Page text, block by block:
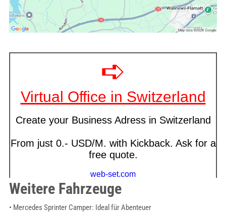
Weitere Fahrzeuge
• Mercedes Sprinter Camper: Ideal für Abenteuer